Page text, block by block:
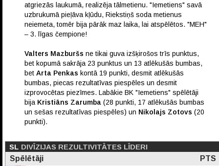
atgriezās laukumā, realizēja tālmetienu. "Iemetiens" savā
uzbrukumā pieļāva kļūdu, Riekstiņš soda metienus
neiemeta, tomēr bija pārāk maz laika, lai atspēlētos. "MEH"
– 3. līgas čempione!
Valters Mazburšs ne tikai guva izšķirošos trīs punktus,
bet kopumā sakrāja 23 punktus un 13 atlēkušās bumbas,
bet Arta Penkas kontā 19 punkti, desmit atlēkušās
bumbas, piecas rezultatīvas piespēles un desmit
izprovocētas piezīmes. Labākie BK "Iemetiens" spēlētāji
bija Kristiāns Zarumba (28 punkti, 17 atlēkušās bumbas
un sešas rezultatīvas piespēles) un Nikolajs Zotovs (20
punkti).
SL DIVĪZIJAS REZULTIVITĀTES LĪDERI
Spēlētāji
PTS